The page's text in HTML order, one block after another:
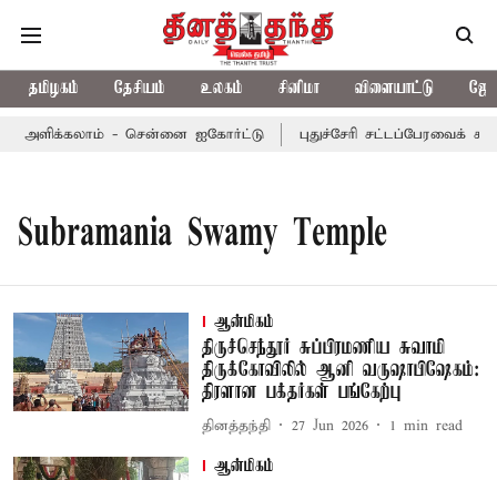
தமிழகம் தேசியம் உலகம் சினிமா விளையாட்டு
அளிக்கலாம் - சென்னை ஐகோர்ட்டு புதுச்சேரி சட்டப்பேரவைக்
Subramania Swamy Temple
ஆன்மிகம்
திருச்செந்தூர் சுப்பிரமணிய சுவாமி
திருக்கோவிலில் ஆனி வருஷாபிஷேகம்:
திரளான பக்தர்கள் பங்கேற்பு
தினத்தந்தி 27 Jun 2026 1 min read
ஆன்மிகம்